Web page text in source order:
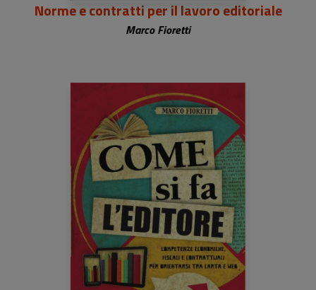
Norme e contratti per il lavoro editoriale
Marco Fioretti